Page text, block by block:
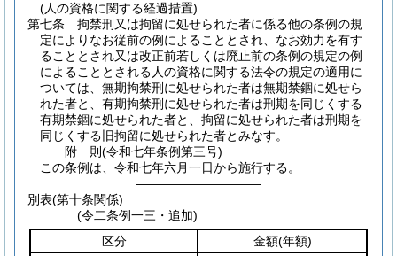
(人の資格に関する経過措置)
第七条
拘禁刑又は拘留に処せられた者に係る他の条例の規
定によりなお従前の例によることとされ、なお効力を有す
ることとされ又は改正前若しくは廃止前の条例の規定の例
によることとされる人の資格に関する法令の規定の適用に
ついては、無期拘禁刑に処せられた者は無期禁錮に処せら
れた者と、有期拘禁刑に処せられた者は刑期を同じくする
有期禁錮に処せられた者と、拘留に処せられた者は刑期を
同じくする旧拘留に処せられた者とみなす。
附 則(令和七年条例第三号)
この条例は、令和七年六月一日から施行する。
――――――――――
別表(第十条関係)
(令二条例一三・追加)
区分
金額(年額)